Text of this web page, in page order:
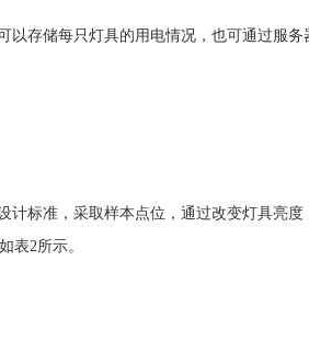
以存储每只灯具的用电情况，也可通过服务
计标准，采取样本点位，通过改变灯具亮度
表2所示。